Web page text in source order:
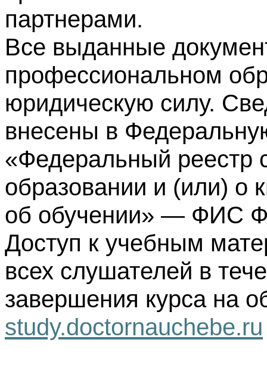
партнерами.
Все выданные
профессиональном
юридическую силу.
внесены в
«Федеральный реестр
образовании и (или) о
об обучении» — ФИС
Доступ к учебным
всех слушателей в
завершения курса на
study.doctornauchebe.ru